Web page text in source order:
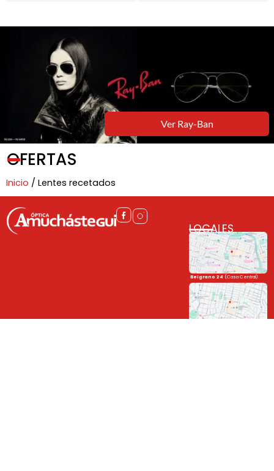
Ver Ray-Ban
OFERTAS
Inicio / Lentes recetados
LOCALES
Belgrano 24 (Casa Central)